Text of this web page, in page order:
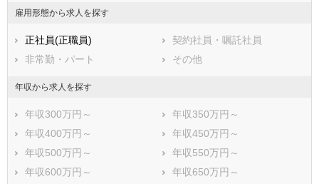
鹿児島県
雇用形態から求人を探す
正社員(正職員)
契約社員・嘱託社員
非常勤・パート
その他
年収から求人を探す
年収300万円～
年収350万円～
年収400万円～
年収450万円～
年収500万円～
年収550万円～
年収600万円～
年収650万円～